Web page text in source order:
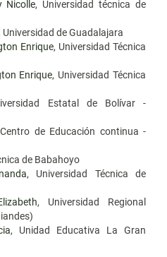
Nicolle, Universidad técnica de
, Universidad de Guadalajara
Enrique, Universidad Técnica
Enrique, Universidad Técnica
Estatal de Bolívar -
de Educación continua -
de Babahoyo
, Universidad Técnica de
, Universidad Regional
, Unidad Educativa La Gran